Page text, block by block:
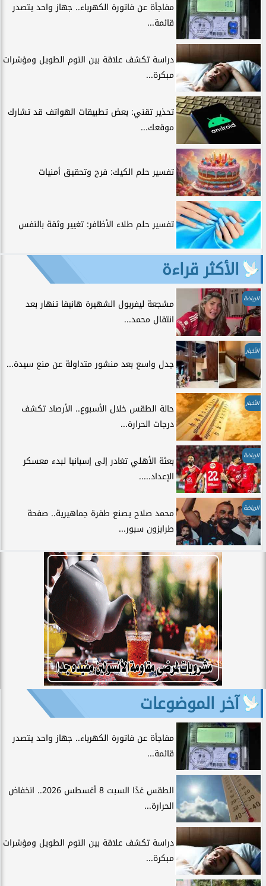
مفاجأة عن فاتورة الكهرباء.. جهاز واحد يتصدر
قائمة...
دراسة تكشف علاقة بين النوم الطويل ومؤشرات
مبكرة...
تحذير تقني: بعض تطبيقات الهواتف قد تشارك
موقعك...
تفسير حلم الكيك: فرح وتحقيق أمنيات
تفسير حلم طلاء الأظافر: تغيير وثقة بالنفس
الأكثر قراءة
الرياضة
مشجعة ليفربول الشهيرة هانيفا تنهار بعد
انتقال محمد...
الأخبار
جدل واسع بعد منشور متداولة عن منع سيدة...
الأخبار
حالة الطقس خلال الأسبوع.. الأرصاد تكشف
درجات الحرارة...
الرياضة
بعثة الأهلي تغادر إلى إسبانيا لبدء معسكر
الإعداد.....
الرياضة
محمد صلاح يصنع طفرة جماهيرية.. صفحة
طرابزون سبور...
آخر الموضوعات
مفاجأة عن فاتورة الكهرباء.. جهاز واحد يتصدر
قائمة...
الطقس غدًا السبت 8 أغسطس 2026.. انخفاض
الحرارة...
دراسة تكشف علاقة بين النوم الطويل ومؤشرات
مبكرة...